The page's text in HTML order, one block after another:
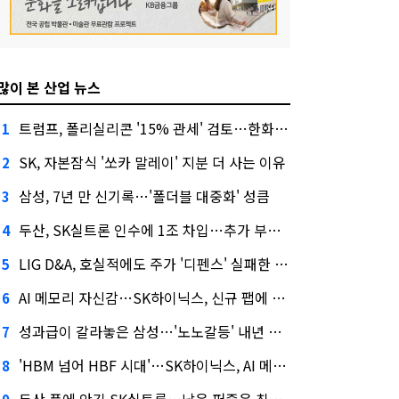
이 본 산업 뉴스
1 트럼프, 폴리실리콘 '15% 관세' 검토…한화큐셀·OCI 영향은?
2 SK, 자본잠식 '쏘카 말레이' 지분 더 사는 이유
3 삼성, 7년 만 신기록…'폴더블 대중화' 성큼
4 두산, SK실트론 인수에 1조 차입…추가 부담은?
5 LIG D&A, 호실적에도 주가 '디펜스' 실패한 이유
6 AI 메모리 자신감…SK하이닉스, 신규 팹에 54조 투자
7 성과급이 갈라놓은 삼성…'노노갈등' 내년 교섭 판 흔들까
8 'HBM 넘어 HBF 시대'…SK하이닉스, AI 메모리 표준 선점 나섰다